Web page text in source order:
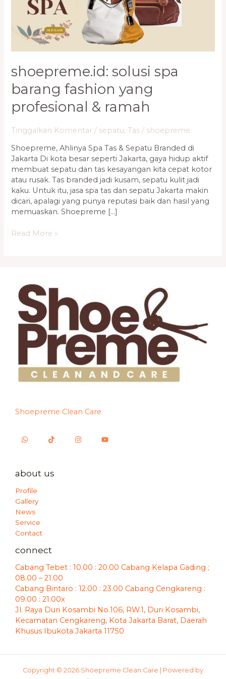
shoepreme.id: solusi spa
barang fashion yang
profesional & ramah
Tinggalkan Komentar / sepatu,Tas / shoepreme
Shoepreme, Ahlinya Spa Tas & Sepatu Branded di
Jakarta Di kota besar seperti Jakarta, gaya hidup aktif
membuat sepatu dan tas kesayangan kita cepat kotor
atau rusak. Tas branded jadi kusam, sepatu kulit jadi
kaku. Untuk itu, jasa spa tas dan sepatu Jakarta makin
dicari, apalagi yang punya reputasi baik dan hasil yang
memuaskan. Shoepreme […]
yang
Profesional
&
Ramah
Read More »
Shoepreme Clean Care
about us
Profile
Gallery
News
Service
Contact
connect
Cabang Tebet : 10.00 : 20.00 Cabang Kelapa Gading ;
08.00 – 21.00
Cabang Bintaro : 12.00 : 23.00 Cabang Cengkareng :
09.00 : 21.00x
Jl. Raya Duri Kosambi No.106, RW.1, Duri Kosambi,
Kecamatan Cengkareng, Kota Jakarta Barat, Daerah
Khusus Ibukota Jakarta 11750
Copyright © 2026 Shoepreme Clean Care | Powered by